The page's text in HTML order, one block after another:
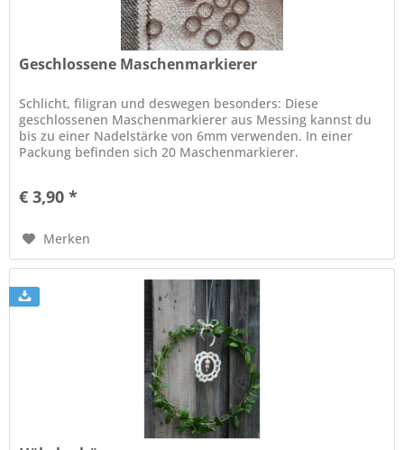
Geschlossene Maschenmarkierer
Schlicht, filigran und deswegen besonders: Diese
geschlossenen Maschenmarkierer aus Messing kannst du
bis zu einer Nadelstärke von 6mm verwenden. In einer
Packung befinden sich 20 Maschenmarkierer.
€ 3,90 *
Merken